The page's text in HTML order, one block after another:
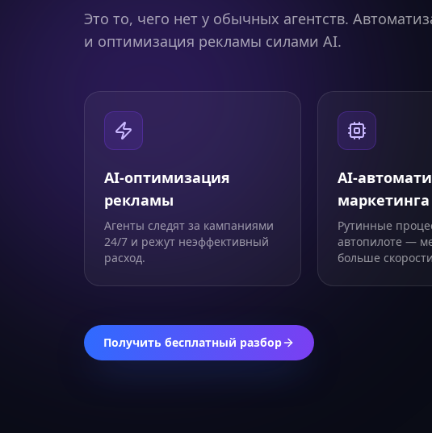
Это то, чего нет у обычных агентств.
и оптимизация рекламы силами AI.
AI-оптимизация
рекламы
Агенты следят за кампаниями
24/7 и режут неэффективный
расход.
AI-
маркетинга
Рутинные
автопилоте —
больше
Получить бесплатный разбор